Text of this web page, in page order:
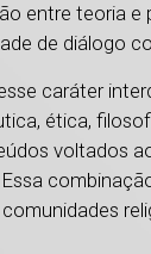
entre teoria
de diálogo
caráter
ética,
voltados